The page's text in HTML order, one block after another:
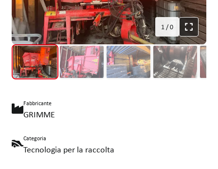
1/0
Fabbricante
GRIMME
Categoria
Tecnologia per la raccolta